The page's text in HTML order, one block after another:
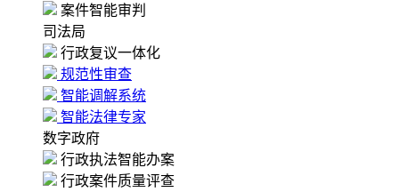
案件智能审判
司法局
行政复议一体化
规范性审查
智能调解系统
智能法律专家
数字政府
行政执法智能办案
行政案件质量评查